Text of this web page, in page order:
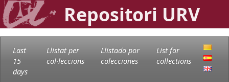
Repositori URV
Last
15
days
Llistat per
col·leccions
Llistado por
colecciones
List for
collections